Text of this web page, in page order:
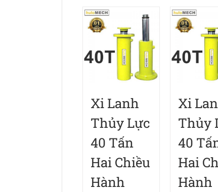
Xi Lanh
Thủy Lực
40 Tấn
Hai Chiều
Hành
Xi
Thủy
40
Hai
Hành